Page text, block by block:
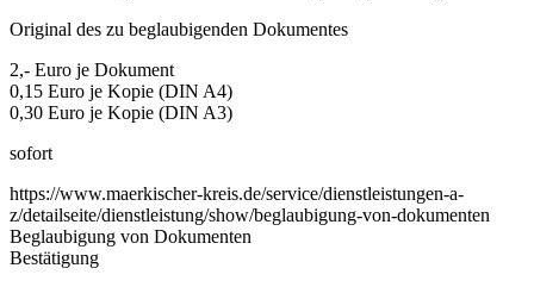
Original des zu beglaubigenden Dokumentes
2,- Euro je Dokument
0,15 Euro je Kopie (DIN A4)
0,30 Euro je Kopie (DIN A3)
sofort
https://www.maerkischer-kreis.de/service/dienstleistungen-a-
z/detailseite/dienstleistung/show/beglaubigung-von-dokumenten
Beglaubigung von Dokumenten
Bestätigung